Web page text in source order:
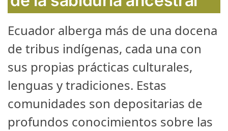
Ecuador alberga más de una docena
de tribus indígenas, cada una con
sus propias prácticas culturales,
lenguas y tradiciones. Estas
comunidades son depositarias de
profundos conocimientos sobre las